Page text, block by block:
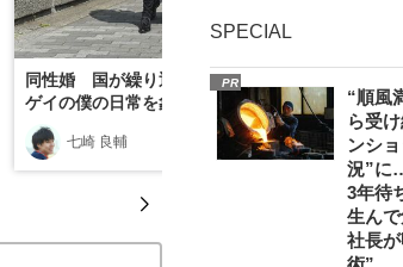
同性婚 国が繰り返した「想定されていない」は、
ゲイの僕の日常を象徴する言葉だった
七崎 良輔 2019/
SPECIAL
PR
“順風
ら受
ンシ
況”に
3年待
生ん
社長